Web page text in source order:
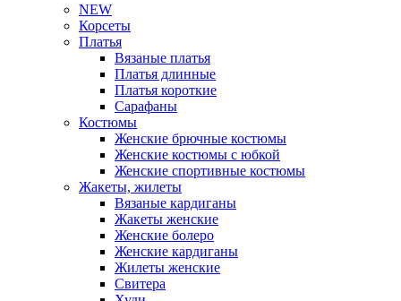
NEW
Корсеты
Платья
Вязаные платья
Платья длинные
Платья короткие
Сарафаны
Костюмы
Женские брючные костюмы
Женские костюмы с юбкой
Женские спортивные костюмы
Жакеты, жилеты
Вязаные кардиганы
Жакеты женские
Женские болеро
Женские кардиганы
Жилеты женские
Свитера